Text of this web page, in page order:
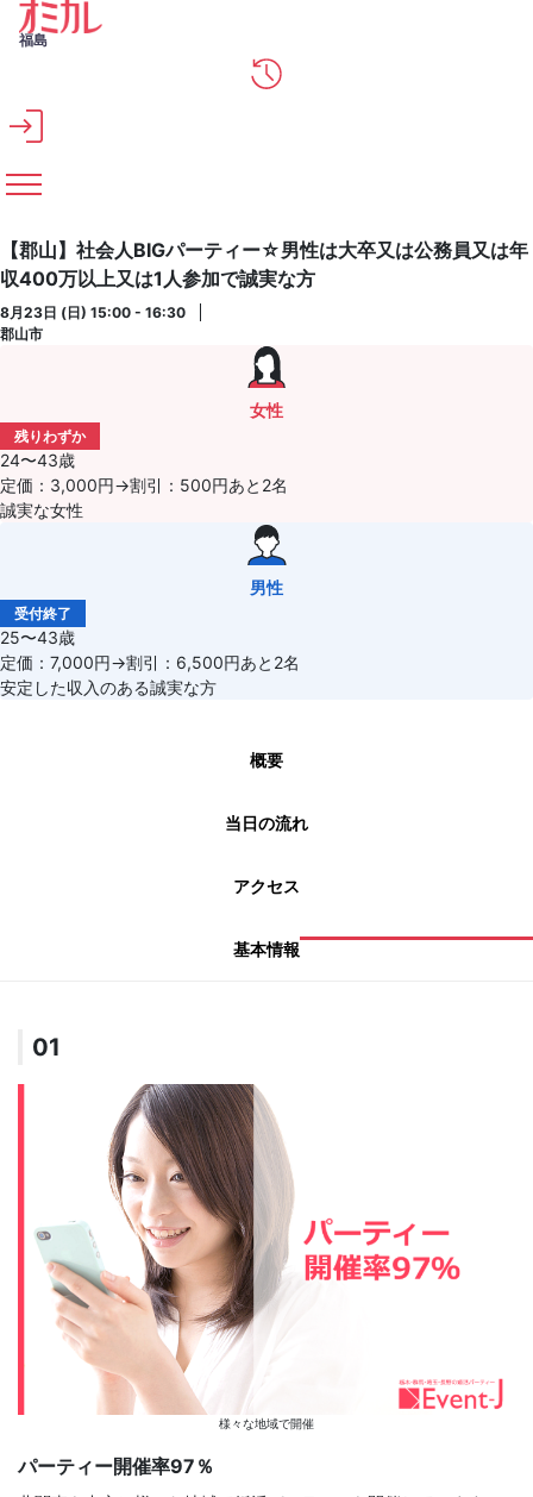
メインコンテンツへスキップ
福島
【郡山】社会人BIGパーティー☆男性は大卒又は公務員又は年
収400万以上又は1人参加で誠実な方
8月23日 (日) 15:00 - 16:30
郡山市
女性
残りわずか
24〜43歳
定価：3,000円→割引：500円あと2名
誠実な女性
男性
受付終了
25〜43歳
定価：7,000円→割引：6,500円あと2名
安定した収入のある誠実な方
概要
当日の流れ
アクセス
基本情報
01
様々な地域で開催
パーティー開催率97％